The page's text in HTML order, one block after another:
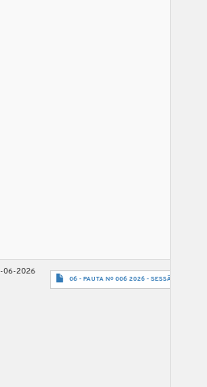
06-2026
06 - PAUTA Nº 006 2026 - SESSÃO